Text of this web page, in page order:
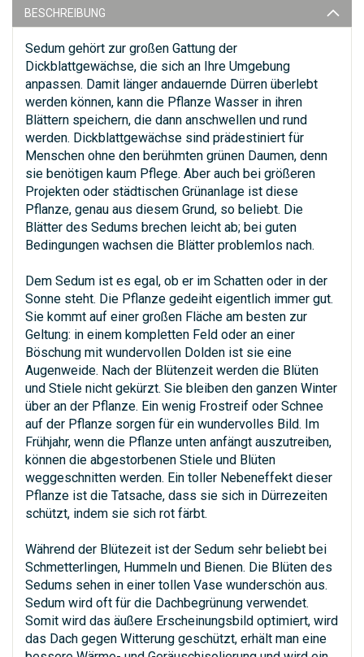
BESCHREIBUNG
Sedum gehört zur großen Gattung der
Dickblattgewächse, die sich an Ihre Umgebung
anpassen. Damit länger andauernde Dürren überlebt
werden können, kann die Pflanze Wasser in ihren
Blättern speichern, die dann anschwellen und rund
werden. Dickblattgewächse sind prädestiniert für
Menschen ohne den berühmten grünen Daumen, denn
sie benötigen kaum Pflege. Aber auch bei größeren
Projekten oder städtischen Grünanlage ist diese
Pflanze, genau aus diesem Grund, so beliebt. Die
Blätter des Sedums brechen leicht ab; bei guten
Bedingungen wachsen die Blätter problemlos nach.
Dem Sedum ist es egal, ob er im Schatten oder in der
Sonne steht. Die Pflanze gedeiht eigentlich immer gut.
Sie kommt auf einer großen Fläche am besten zur
Geltung: in einem kompletten Feld oder an einer
Böschung mit wundervollen Dolden ist sie eine
Augenweide. Nach der Blütenzeit werden die Blüten
und Stiele nicht gekürzt. Sie bleiben den ganzen Winter
über an der Pflanze. Ein wenig Frostreif oder Schnee
auf der Pflanze sorgen für ein wundervolles Bild. Im
Frühjahr, wenn die Pflanze unten anfängt auszutreiben,
können die abgestorbenen Stiele und Blüten
weggeschnitten werden. Ein toller Nebeneffekt dieser
Pflanze ist die Tatsache, dass sie sich in Dürrezeiten
schützt, indem sie sich rot färbt.
Während der Blütezeit ist der Sedum sehr beliebt bei
Schmetterlingen, Hummeln und Bienen. Die Blüten des
Sedums sehen in einer tollen Vase wunderschön aus.
Sedum wird oft für die Dachbegrünung verwendet.
Somit wird das äußere Erscheinungsbild optimiert, wird
das Dach gegen Witterung geschützt, erhält man eine